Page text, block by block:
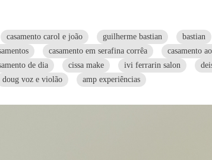
casamento carol e joão guilherme bastian bastian
casamento em serafina corrêa casamento
de dia
cissa make ivi ferrarin salon
doug voz e violão amp experiências